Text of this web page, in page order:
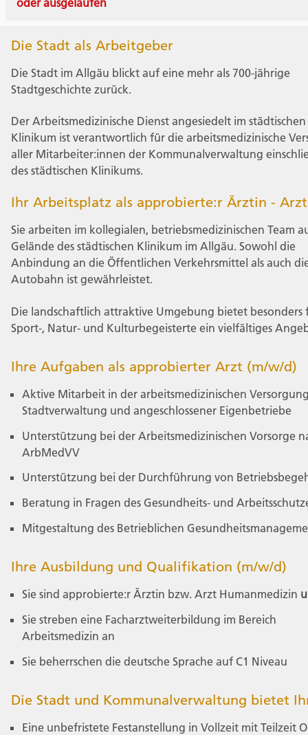
Die Stadt als Arbeitgeber
Die Stadt im Allgäu blickt auf eine mehr als 700-jährige
Stadtgeschichte zurück.
Der Arbeitsmedizinische Dienst angesiedelt im städtischen
Klinikum ist verantwortlich für die arbeitsmedizinische
aller Mitarbeiter:innen der Kommunalverwaltung
des städtischen Klinikums.
Ihr Arbeitsplatz als approbierte:r Ärztin - Arzt
Sie arbeiten im kollegialen, betriebsmedizinischen Team
Gelände des städtischen Klinikum im Allgäu. Sowohl die
Anbindung an die Öffentlichen Verkehrsmittel als auch
Autobahn ist gewährleistet.
Die landschaftlich attraktive Umgebung bietet besonders
Sport-, Natur- und Kulturbegeisterte ein vielfältiges
Ihre Aufgaben als approbierter Arzt (m/w/d)
Aktive Mitarbeit in der arbeitsmedizinischen
Stadtverwaltung und angeschlossener Eigenbetriebe
Unterstützung bei der Arbeitsmedizinischen Vorsorge
ArbMedVV
Unterstützung bei der Durchführung von
Beratung in Fragen des Gesundheits- und
Mitgestaltung des Betrieblichen
Ihre Ausbildung und Qualifikation (m/w/d)
Sie sind approbierte:r Ärztin bzw. Arzt Humanmedizin
Sie streben eine Facharztweiterbildung im Bereich
Arbeitsmedizin an
Sie beherrschen die deutsche Sprache auf C1 Niveau
Die Stadt und Kommunalverwaltung bietet
Eine unbefristete Festanstellung in Vollzeit mit Teilzeit